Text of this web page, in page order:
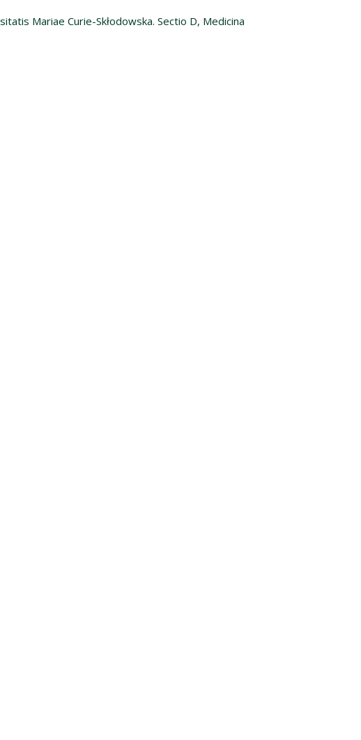
Mariae Curie-Skłodowska. Sectio D, Medicina